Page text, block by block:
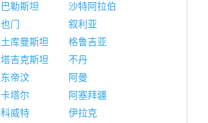
巴勒斯坦
沙特阿拉伯
也门
叙利亚
土库曼斯坦
格鲁吉亚
塔吉克斯坦
不丹
东帝汶
阿曼
卡塔尔
阿塞拜疆
科威特
伊拉克